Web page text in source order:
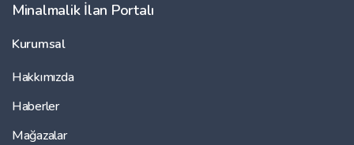
Minalmalik İlan Portalı
Kurumsal
Hakkımızda
Haberler
Mağazalar